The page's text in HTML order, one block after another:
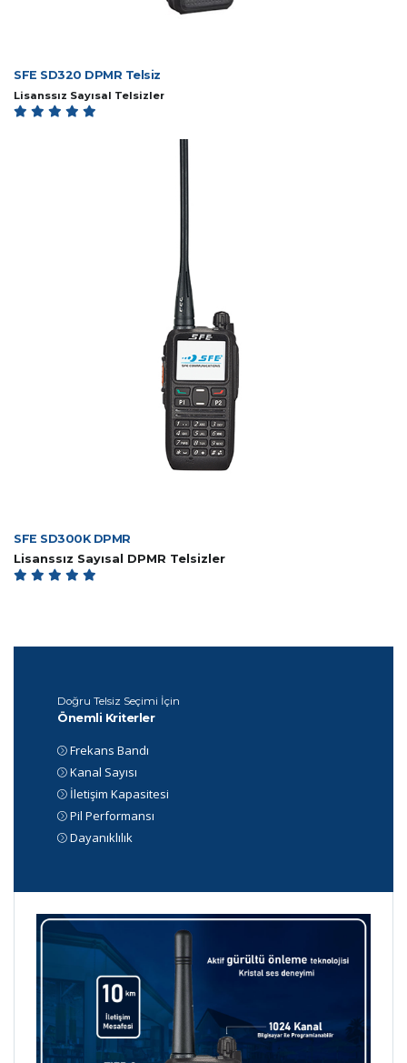
Doğru Telsiz Seçimi İçin
Önemli Kriterler
Frekans Bandı
Kanal Sayısı
İletişim Kapasitesi
Pil Performansı
Dayanıklılık
SFE SD320 DPMR Telsiz
Lisanssız Sayısal Telsizler
SFE SD300K DPMR
Lisanssız Sayısal DPMR Telsizler